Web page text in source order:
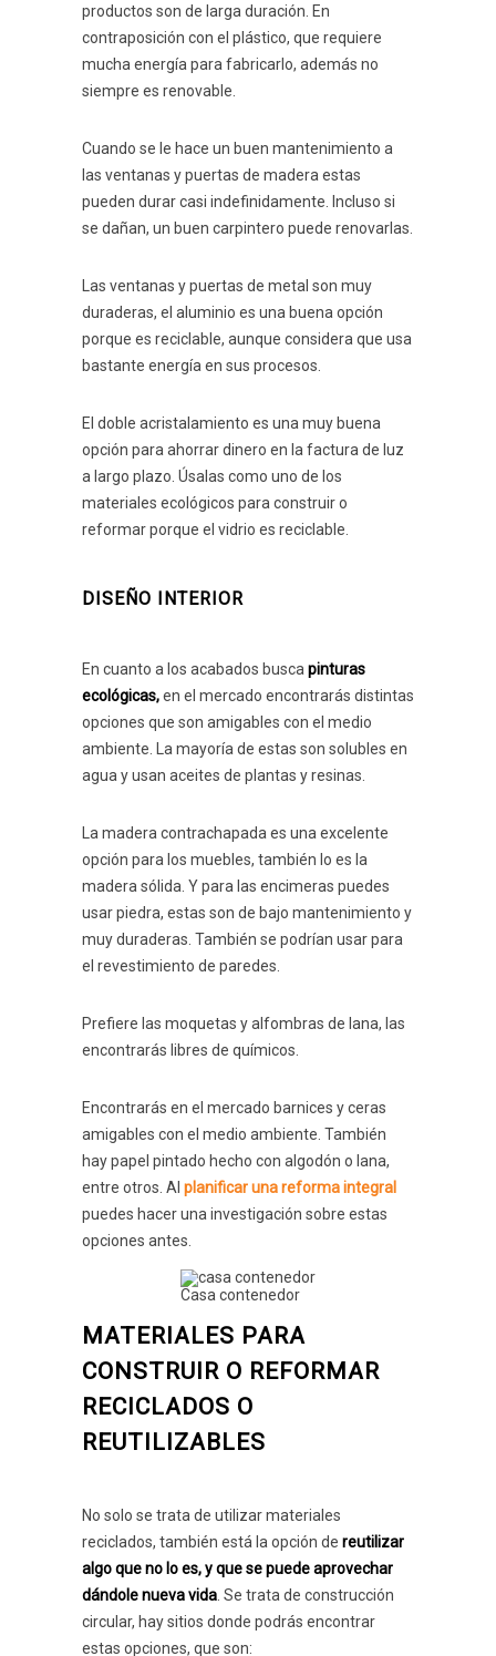
productos son de larga duración. En
contraposición con el plástico, que requiere
mucha energía para fabricarlo, además no
siempre es renovable.
Cuando se le hace un buen mantenimiento a
las ventanas y puertas de madera estas
pueden durar casi indefinidamente. Incluso si
se dañan, un buen carpintero puede renovarlas.
Las ventanas y puertas de metal son muy
duraderas, el aluminio es una buena opción
porque es reciclable, aunque considera que usa
bastante energía en sus procesos.
El doble acristalamiento es una muy buena
opción para ahorrar dinero en la factura de luz
a largo plazo. Úsalas como uno de los
materiales ecológicos para construir o
reformar porque el vidrio es reciclable.
DISEÑO INTERIOR
En cuanto a los acabados buscapinturas
ecológicas,en el mercado encontrarás distintas
opciones que son amigables con el medio
ambiente. La mayoría de estas son solubles en
agua y usan aceites de plantas y resinas.
La madera contrachapada es una excelente
opción para los muebles, también lo es la
madera sólida. Y para las encimeras puedes
usar piedra, estas son de bajo mantenimiento y
muy duraderas. También se podrían usar para
el revestimiento de paredes.
Prefiere las moquetas y alfombras de lana, las
encontrarás libres de químicos.
Encontrarás en el mercado barnices y ceras
amigables con el medio ambiente. También
hay papel pintado hecho con algodón o lana,
entre otros. Al planificar una reforma integral
puedes hacer una investigación sobre estas
opciones antes.
Casa contenedor
MATERIALES PARA
CONSTRUIR O REFORMAR
RECICLADOS O
REUTILIZABLES
No solo se trata de utilizar materiales
reciclados, también está la opción de reutilizar
algo que no lo es, y que se puede aprovechar
dándole nueva vida. Se trata de construcción
circular, hay sitios donde podrás encontrar
estas opciones, que son: